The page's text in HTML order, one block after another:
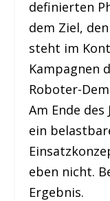
definierten
dem Ziel,
steht im
Kampagnen
Roboter-
Am Ende
ein
eben nicht.
Ergebnis.